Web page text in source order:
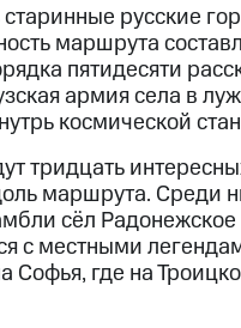
русские
маршрута
пятидесяти
армия села в
космической
тридцать
маршрута. Среди
сёл
с местными
Софья, где на